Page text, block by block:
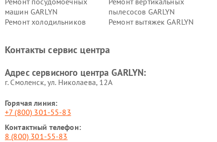
машин GARLYN
пылесосов GARLYN
Ремонт холодильников
Ремонт вытяжек GARLYN
стеклоочистителей GARLYN
GARLYN
GARLYN
Контакты сервис центра
Адрес сервисного центра GARLYN:
г. Смоленск, ул. Николаева, 12А
Горячая линия:
+7 (800) 301-55-83
Контактный телефон:
8 (800) 301-55-83